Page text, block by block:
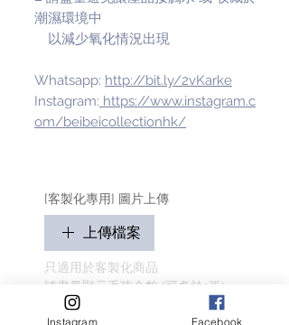
潮濕環境中
以減少氧化情況出現
Whatsapp: http://bit.ly/2vKarke
Instagram: https://www.instagram.c
om/beibeicollectionhk/
[客製化專用] 圖片上傳
上傳檔案
只適用於客製化商品
請盡量顯示毛孩全貌 (可多於1張)
客人名字 Customer Name
Instagram Facebook